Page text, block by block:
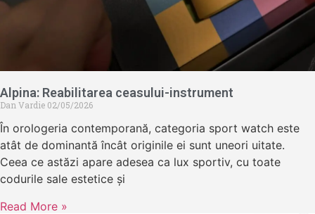
Alpina: Reabilitarea ceasului-instrument
Dan Vardie 02/05/2026
În orologeria contemporană, categoria sport watch este
atât de dominantă încât originile ei sunt uneori uitate.
Ceea ce astăzi apare adesea ca lux sportiv, cu toate
codurile sale estetice și
Read More »